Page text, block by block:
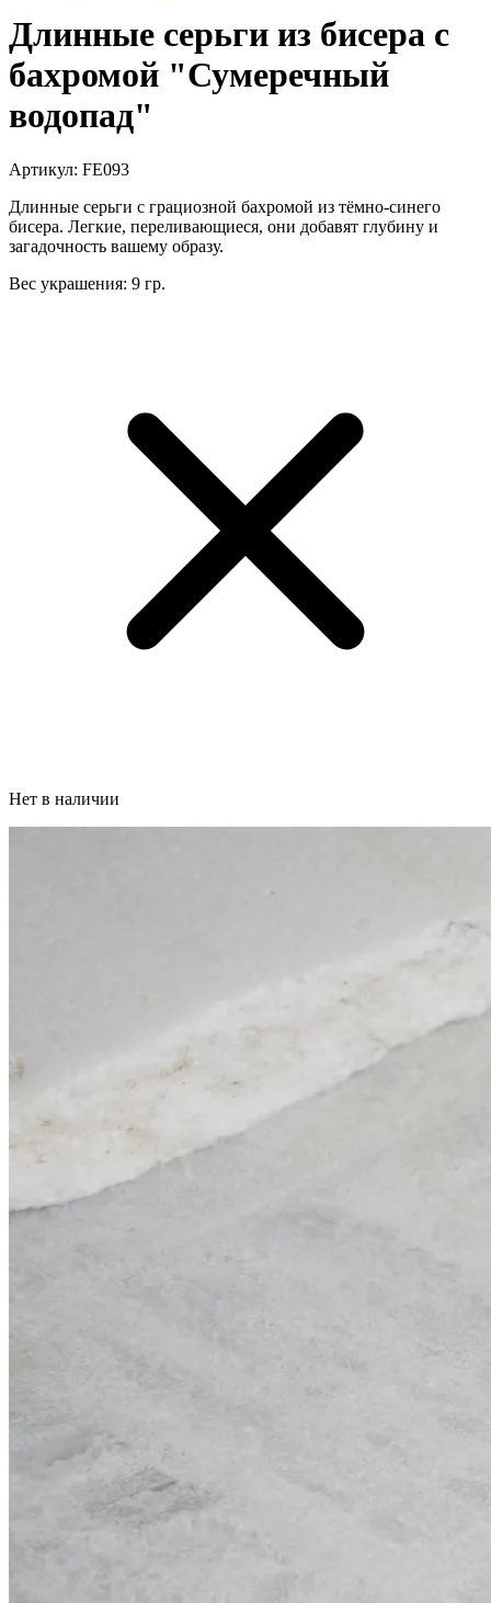
Длинные серьги из бисера с
бахромой "Сумеречный
водопад"
Артикул: FE093
Длинные серьги с грациозной бахромой из тёмно-синего
бисера. Легкие, переливающиеся, они добавят глубину и
загадочность вашему образу.
Вес украшения: 9 гр.
Нет в наличии